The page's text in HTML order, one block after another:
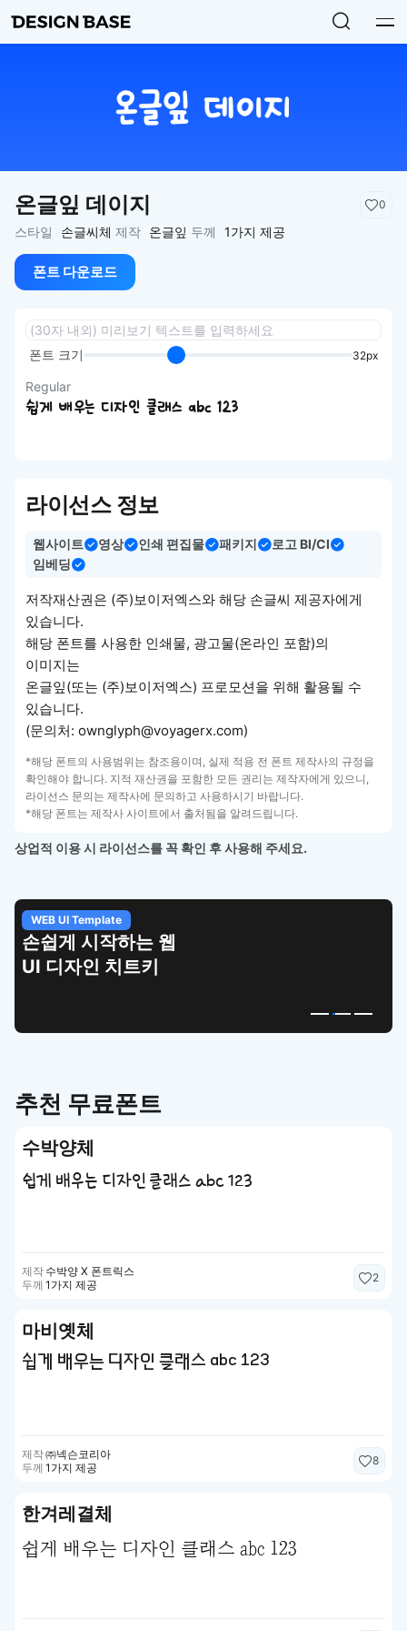
온글잎 데이지 0
스타일 손글씨체 제작 온글잎 두께 1가지 제공
폰트 다운로드
폰트 크기 32px
Regular
쉽게 배우는 디자인 클래스 abc 123
라이선스 정보
웹사이트 영상 인쇄 편집물 패키지
로고 BI/CI
임베딩
저작재산권은 (주)보이저엑스와 해당 손글씨 제공자에게
있습니다.
해당 폰트를 사용한 인쇄물, 광고물(온라인 포함)의
이미지는
온글잎(또는 (주)보이저엑스) 프로모션을 위해 활용될 수
있습니다.
(문의처: ownglyph@voyagerx.com)
*해당 폰트의 사용범위는 참조용이며, 실제 적용 전 폰트 제작사의 규정을
확인해야 합니다. 지적 재산권을 포함한 모든 권리는 제작자에게 있으니,
라이선스 문의는 제작사에 문의하고 사용하시기 바랍니다.
*해당 폰트는 제작사 사이트에서 출처됨을 알려드립니다.
상업적 이용 시 라이선스를 꼭 확인 후 사용해 주세요.
WEB UI Template
손쉽게 시작하는 웹
UI 디자인 치트키
추천 무료폰트
수박양체
쉽게 배우는 디자인 클래스 abc 123
제작 수박양 X 폰트릭스
두께 1가지 제공
2
마비옛체
쉽게 배우는 디자인 클래스 abc 123
제작㈜넥슨코리아
두께 1가지 제공
8
한겨레결체
쉽게 배우는 디자인 클래스 abc 123